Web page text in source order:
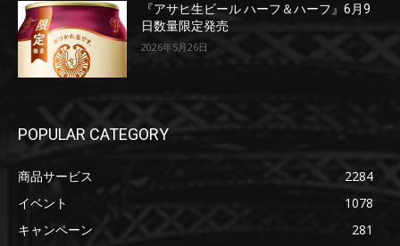
『アサヒ生ビール ハーフ＆ハーフ』6月9
日数量限定発売
2026年5月26日
POPULAR CATEGORY
商品サービス
2284
イベント
1078
キャンペーン
281